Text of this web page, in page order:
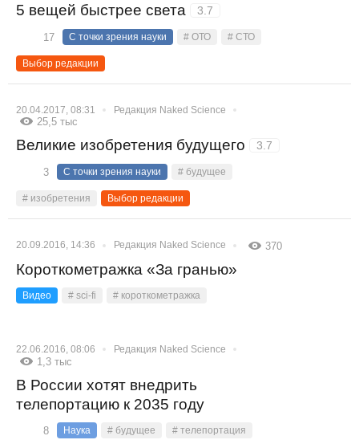
5 вещей быстрее света 3.7
17 С точки зрения науки # ОТО # СТО
Выбор редакции
20.04.2017, 08:31 Редакция Naked Science
25,5 тыс
Великие изобретения будущего 3.7
3 С точки зрения науки # будущее
# изобретения Выбор редакции
20.09.2016, 14:36 Редакция Naked Science 370
Короткометражка «За гранью»
Видео # sci-fi # короткометражка
22.06.2016, 08:06 Редакция Naked Science
1,3 тыс
В России хотят внедрить
телепортацию к 2035 году
8 Наука # будущее # телепортация